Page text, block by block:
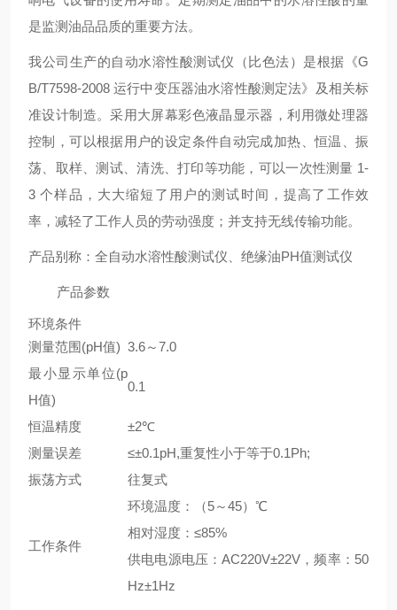
是监测油品品质的重要方法。
我公司生产的自动水溶性酸测试仪（比色法）是根据《G
B/T7598-2008 运行中变压器油水溶性酸测定法》及相关标
准设计制造。采用大屏幕彩色液晶显示器，利用微处理器
控制，可以根据用户的设定条件自动完成加热、恒温、振
荡、取样、测试、清洗、打印等功能，可以一次性测量 1-
3 个样品，大大缩短了用户的测试时间，提高了工作效
率，减轻了工作人员的劳动强度；并支持无线传输功能。
产品别称：全自动水溶性酸测试仪、绝缘油PH值测试仪
产品参数
环境条件
测量范围(pH值) 3.6～7.0
最小显示单位(p
H值)
0.1
恒温精度
±2℃
测量误差
≤±0.1pH,重复性小于等于0.1Ph;
振荡方式
往复式
工作条件
环境温度：（5～45）℃
相对湿度：≤85%
供电电源电压：AC220V±22V，频率：50
Hz±1Hz